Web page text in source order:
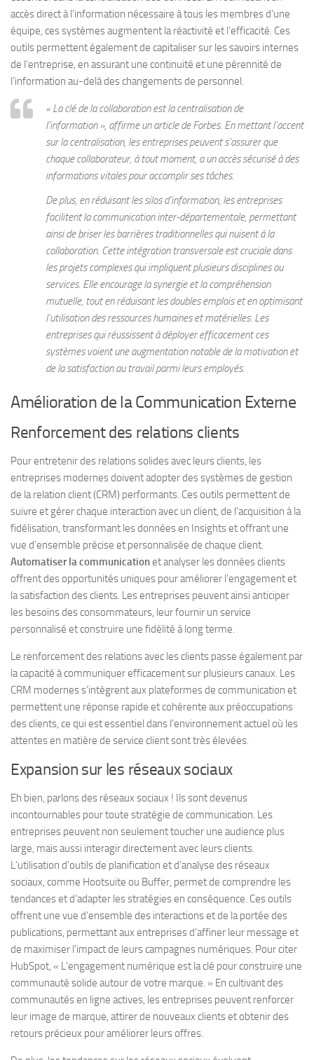
accès direct à l’information nécessaire à tous les membres d’une
équipe, ces systèmes augmentent la réactivité et l’efficacité. Ces
outils permettent également de capitaliser sur les savoirs internes
de l’entreprise, en assurant une continuité et une pérennité de
l’information au-delà des changements de personnel.
« La clé de la collaboration est la centralisation de
l’information », affirme un article de Forbes. En mettant l’accent
sur la centralisation, les entreprises peuvent s’assurer que
chaque collaborateur, à tout moment, a un accès sécurisé à des
informations vitales pour accomplir ses tâches.
De plus, en réduisant les silos d’information, les entreprises
facilitent la communication inter-départementale, permettant
ainsi de briser les barrières traditionnelles qui nuisent à la
collaboration. Cette intégration transversale est cruciale dans
les projets complexes qui impliquent plusieurs disciplines ou
services. Elle encourage la synergie et la compréhension
mutuelle, tout en réduisant les doubles emplois et en optimisant
l’utilisation des ressources humaines et matérielles. Les
entreprises qui réussissent à déployer efficacement ces
systèmes voient une augmentation notable de la motivation et
de la satisfaction au travail parmi leurs employés.
Amélioration de la Communication Externe
Renforcement des relations clients
Pour entretenir des relations solides avec leurs clients, les
entreprises modernes doivent adopter des systèmes de gestion
de la relation client (CRM) performants. Ces outils permettent de
suivre et gérer chaque interaction avec un client, de l’acquisition à la
fidélisation, transformant les données en Insights et offrant une
vue d’ensemble précise et personnalisée de chaque client.
Automatiser la communicationet analyser les données clients
offrent des opportunités uniques pour améliorer l’engagement et
la satisfaction des clients. Les entreprises peuvent ainsi anticiper
les besoins des consommateurs, leur fournir un service
personnalisé et construire une fidélité à long terme.
Le renforcement des relations avec les clients passe également par
la capacité à communiquer efficacement sur plusieurs canaux. Les
CRM modernes s’intègrent aux plateformes de communication et
permettent une réponse rapide et cohérente aux préoccupations
des clients, ce qui est essentiel dans l’environnement actuel où les
attentes en matière de service client sont très élevées.
Expansion sur les réseaux sociaux
Eh bien, parlons des réseaux sociaux ! Ils sont devenus
incontournables pour toute stratégie de communication. Les
entreprises peuvent non seulement toucher une audience plus
large, mais aussi interagir directement avec leurs clients.
L’utilisation d’outils de planification et d’analyse des réseaux
sociaux, comme Hootsuite ou Buffer, permet de comprendre les
tendances et d’adapter les stratégies en conséquence. Ces outils
offrent une vue d’ensemble des interactions et de la portée des
publications, permettant aux entreprises d’affiner leur message et
de maximiser l’impact de leurs campagnes numériques. Pour citer
HubSpot, « L’engagement numérique est la clé pour construire une
communauté solide autour de votre marque. » En cultivant des
communautés en ligne actives, les entreprises peuvent renforcer
leur image de marque, attirer de nouveaux clients et obtenir des
retours précieux pour améliorer leurs offres.